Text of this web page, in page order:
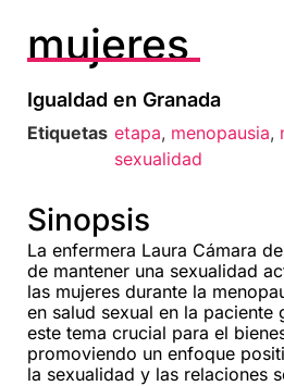
mujeres
Igualdad en Granada
Etiquetas etapa, menopausia,
sexualidad
Sinopsis
La enfermera Laura Cámara
de mantener una sexualidad
las mujeres durante la
en salud sexual en la
este tema crucial para el
promoviendo un enfoque
la sexualidad y las relaciones